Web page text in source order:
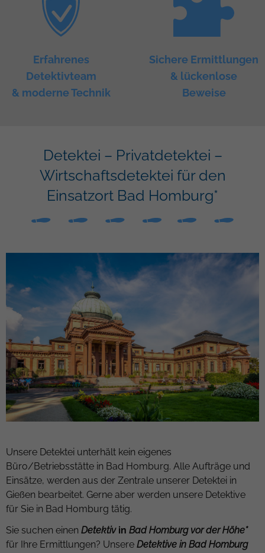
Erfahrenes
Detektivteam
& moderne Technik
Sichere Ermittlungen
& lückenlose
Beweise
Detektei – Privatdetektei –
Wirtschaftsdetektei für den
Einsatzort Bad Homburg*
Unsere Detektei unterhält kein eigenes
Büro/Betriebsstätte in Bad Homburg. Alle Aufträge und
Einsätze, werden aus der Zentrale unserer Detektei in
Gießen bearbeitet. Gerne aber werden unsere Detektive
für Sie in Bad Homburg tätig.
Sie suchen einen Detektiv in Bad Homburg vor der Höhe*
für Ihre Ermittlungen? Unsere Detektive in Bad Homburg